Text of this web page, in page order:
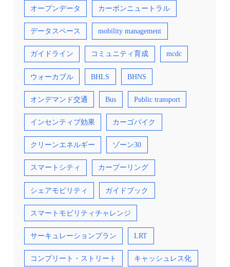
なった政策です。後者は現市長のサディク・カ
ーンによって掲げられた選挙公約で、当選した
2016年から実施され、バスとトラムの運賃は
2025年現在も変わっていません。選挙によって
市民から公共交通のあり方が注目されること
も、高度に発達したロンドンンの公共交通を支
えていると言えるでしょう。 ロンドンでは、公
共交通へのアクセシビリティの高いエリアが郊
外部でも確保されていることが可視化されてい
るPublic transport access level (PTAL) in London,
autumn 2023.（出典②） 【資料・参考情報】
①London’s Bus Contracting and Tendering Process,
Transport for London ②Travel in London 2024
オープンデータ カーボンニュートラル
データスペース mobility management
ガイドライン コミュニティ育成 mcdc
ウォーカブル BHLS BHNS
オンデマンド交通 Bus Public transport
インセンティブ効果 カーゴバイク
クリーンエネルギー ゾーン30
スマートシティ カープーリング
シェアモビリティ ガイドブック
スマートモビリティチャレンジ
サーキュレーションプラン LRT
コンプリート・ストリート キャッシュレス化